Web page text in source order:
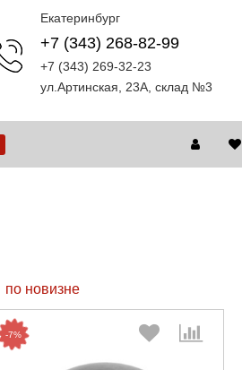
Екатеринбург
+7 (343) 268-82-99
+7 (343) 269-32-23
ул.Артинская, 23А, склад №3
по новизне
-7%